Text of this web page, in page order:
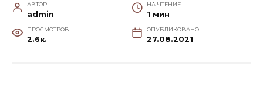
АВТОР
admin
НА ЧТЕНИЕ
1 мин
ПРОСМОТРОВ
2.6к.
ОПУБЛИКОВАНО
27.08.2021